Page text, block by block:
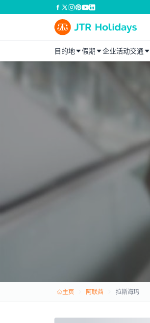
目的地 假期 企业活动交通
主页 阿联酋 拉斯海玛